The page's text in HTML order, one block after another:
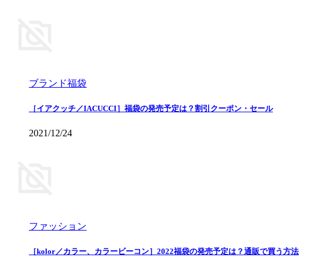
ブランド福袋
［イアクッチ／IACUCCI］福袋の発売予定は？割引クーポン・セール
2021/12/24
ファッション
［kolor／カラー、カラービーコン］2022福袋の発売予定は？通販で買う方法